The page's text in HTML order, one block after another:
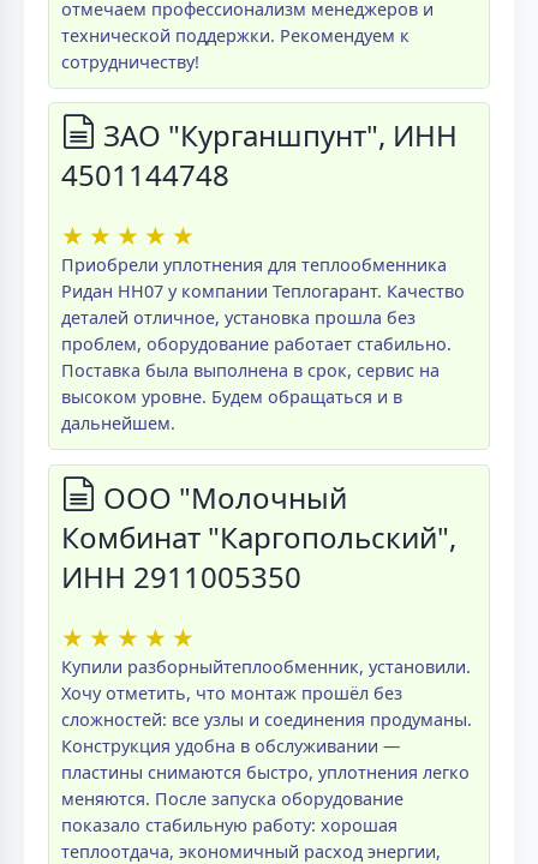
отмечаем профессионализм менеджеров и
технической поддержки. Рекомендуем к
сотрудничеству!
ЗАО "Курганшпунт", ИНН
4501144748
★ ★ ★ ★ ★
Приобрели уплотнения для теплообменника
Ридан НН07 у компании Теплогарант. Качество
деталей отличное, установка прошла без
проблем, оборудование работает стабильно.
Поставка была выполнена в срок, сервис на
высоком уровне. Будем обращаться и в
дальнейшем.
ООО "Молочный
Комбинат "Каргопольский",
ИНН 2911005350
★ ★ ★ ★ ★
Купили разборныйтеплообменник, установили.
Хочу отметить, что монтаж прошёл без
сложностей: все узлы и соединения продуманы.
Конструкция удобна в обслуживании —
пластины снимаются быстро, уплотнения легко
меняются. После запуска оборудование
показало стабильную работу: хорошая
теплоотдача, экономичный расход энергии,